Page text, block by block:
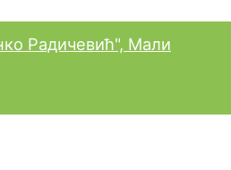
Радичевић", Мали
из